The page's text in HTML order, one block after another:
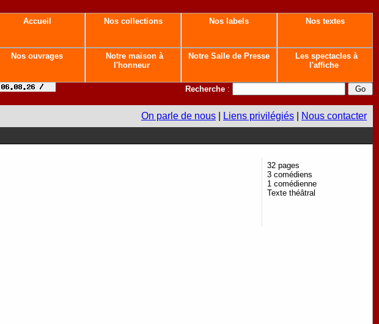
Accueil Nos collections Nos labels Nos textes
Nos ouvrages
Notre maison à
l'honneur
Notre Salle de Presse
Les spectacles à
l'affiche
Recherche :
On parle de nous Liens privilégiés Nous contacter
32 pages
3 comédiens
1 comédienne
Texte théâtral